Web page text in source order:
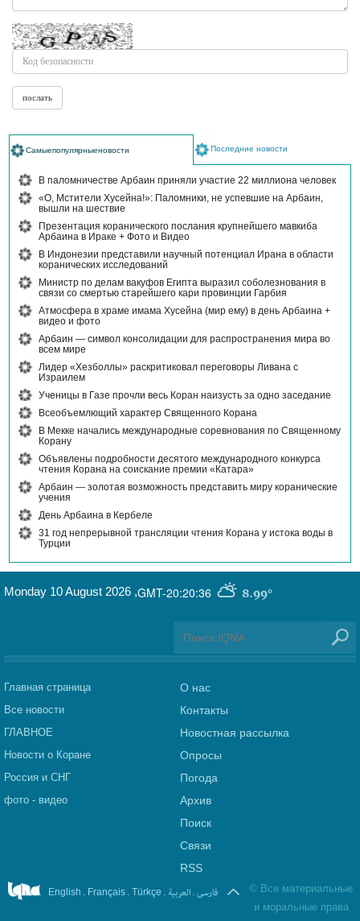
Самыепопулярныеновости Последние новости
В паломничестве Арбаин приняли участие 22 миллиона человек
«О, Мстители Хусейна!»: Паломники, не успевшие на Арбаин,
вышли на шествие
Презентация коранического послания крупнейшего мавкиба
Арбаина в Ираке + Фото и Видео
В Индонезии представили научный потенциал Ирана в области
коранических исследований
Министр по делам вакуфов Египта выразил соболезнования в
связи со смертью старейшего кари провинции Гарбия
Атмосфера в храме имама Хусейна (мир ему) в день Арбаина +
видео и фото
Арбаин — символ консолидации для распространения мира во
всем мире
Лидер «Хезболлы» раскритиковал переговоры Ливана с
Израилем
Ученицы в Газе прочли весь Коран наизусть за одно заседание
Всеобъемлющий характер Священного Корана
В Мекке начались международные соревнования по Священному
Корану
Объявлены подробности десятого международного конкурса
чтения Корана на соискание премии «Катара»
Арбаин — золотая возможность представить миру коранические
учения
День Арбаина в Кербеле
31 год непрерывной трансляции чтения Корана у истока воды в
Турции
GMT-20:20:36 8.99°
Monday 10 August 2026 ,
Главная страница
Все новости
ГЛАВНОЕ
Новости о Коране
Россия и СНГ
фото - видео
О нас
Контакты
Новостная рассылка
Опросы
Погода
Архив
Поиск
Связи
RSS
English . Français . Türkçe . العربیة . فارسی © Все материальные
и моральные права